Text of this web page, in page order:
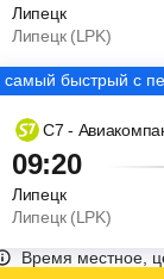
Липецк
Липецк (LPK)
С7 -
09:20
Липецк
Липецк (LPK)
Время местное,